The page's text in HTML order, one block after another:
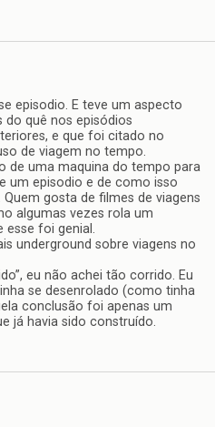
episodio. E teve um aspecto
do quê nos episódios
e que foi citado no
de viagem no tempo.
de uma maquina do tempo para
um episodio e de como isso
gosta de filmes de viagens
algumas vezes rola um
esse foi genial.
underground sobre viagens no
eu não achei tão corrido. Eu
se desenrolado (como tinha
conclusão foi apenas um
já havia sido construído.